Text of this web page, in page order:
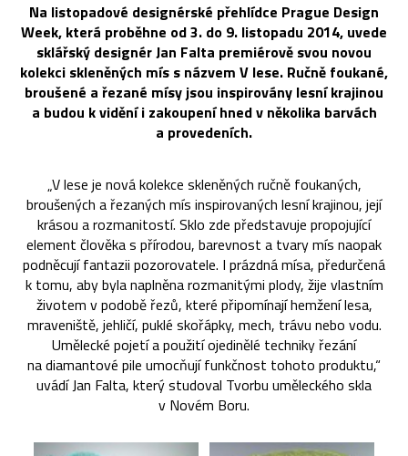
Na listopadové designérské přehlídce Prague Design
Week, která proběhne od 3. do 9. listopadu 2014, uvede
sklářský designér Jan Falta premiérově svou novou
kolekci skleněných mís s názvem V lese. Ručně foukané,
broušené a řezané mísy jsou inspirovány lesní krajinou
a budou k vidění i zakoupení hned v několika barvách
a provedeních.
„V lese je nová kolekce skleněných ručně foukaných,
broušených a řezaných mís inspirovaných lesní krajinou, její
krásou a rozmanitostí. Sklo zde představuje propojující
element člověka s přírodou, barevnost a tvary mís naopak
podněcují fantazii pozorovatele. I prázdná mísa, předurčená
k tomu, aby byla naplněna rozmanitými plody, žije vlastním
životem v podobě řezů, které připomínají hemžení lesa,
mraveniště, jehličí, puklé skořápky, mech, trávu nebo vodu.
Umělecké pojetí a použití ojedinělé techniky řezání
na diamantové pile umocňují funkčnost tohoto produktu,“
uvádí Jan Falta, který studoval Tvorbu uměleckého skla
v Novém Boru.